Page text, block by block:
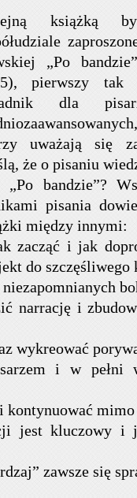
książką
„Po
pierwszy tak
dla
uważają się
że o pisaniu
„Po bandzie”?
pisania
między innymi:
zacząć i jak
do szczęśliwego
narrację i
wykreować
i w pełni
jest kluczowy i
zawsze się